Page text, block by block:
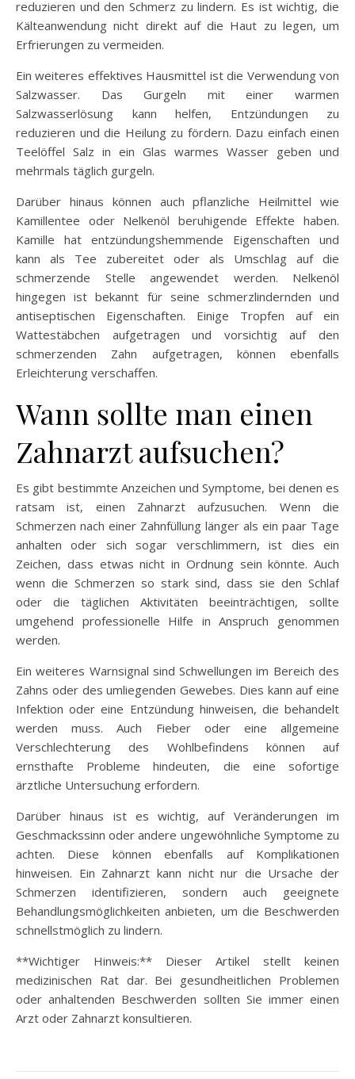
reduzieren und den Schmerz zu lindern. Es ist wichtig, die
Kälteanwendung nicht direkt auf die Haut zu legen, um
Erfrierungen zu vermeiden.
Ein weiteres effektives Hausmittel ist die Verwendung von
Salzwasser. Das Gurgeln mit einer warmen
Salzwasserlösung kann helfen, Entzündungen zu
reduzieren und die Heilung zu fördern. Dazu einfach einen
Teelöffel Salz in ein Glas warmes Wasser geben und
mehrmals täglich gurgeln.
Darüber hinaus können auch pflanzliche Heilmittel wie
Kamillentee oder Nelkenöl beruhigende Effekte haben.
Kamille hat entzündungshemmende Eigenschaften und
kann als Tee zubereitet oder als Umschlag auf die
schmerzende Stelle angewendet werden. Nelkenöl
hingegen ist bekannt für seine schmerzlindernden und
antiseptischen Eigenschaften. Einige Tropfen auf ein
Wattestäbchen aufgetragen und vorsichtig auf den
schmerzenden Zahn aufgetragen, können ebenfalls
Erleichterung verschaffen.
Wann sollte man einen
Zahnarzt aufsuchen?
Es gibt bestimmte Anzeichen und Symptome, bei denen es
ratsam ist, einen Zahnarzt aufzusuchen. Wenn die
Schmerzen nach einer Zahnfüllung länger als ein paar Tage
anhalten oder sich sogar verschlimmern, ist dies ein
Zeichen, dass etwas nicht in Ordnung sein könnte. Auch
wenn die Schmerzen so stark sind, dass sie den Schlaf
oder die täglichen Aktivitäten beeinträchtigen, sollte
umgehend professionelle Hilfe in Anspruch genommen
werden.
Ein weiteres Warnsignal sind Schwellungen im Bereich des
Zahns oder des umliegenden Gewebes. Dies kann auf eine
Infektion oder eine Entzündung hinweisen, die behandelt
werden muss. Auch Fieber oder eine allgemeine
Verschlechterung des Wohlbefindens können auf
ernsthafte Probleme hindeuten, die eine sofortige
ärztliche Untersuchung erfordern.
Darüber hinaus ist es wichtig, auf Veränderungen im
Geschmackssinn oder andere ungewöhnliche Symptome zu
achten. Diese können ebenfalls auf Komplikationen
hinweisen. Ein Zahnarzt kann nicht nur die Ursache der
Schmerzen identifizieren, sondern auch geeignete
Behandlungsmöglichkeiten anbieten, um die Beschwerden
schnellstmöglich zu lindern.
**Wichtiger Hinweis:** Dieser Artikel stellt keinen
medizinischen Rat dar. Bei gesundheitlichen Problemen
oder anhaltenden Beschwerden sollten Sie immer einen
Arzt oder Zahnarzt konsultieren.